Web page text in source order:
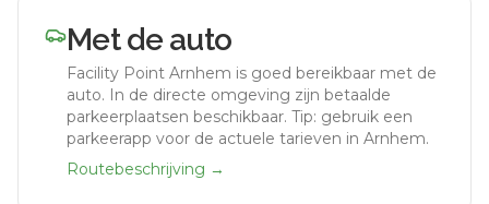
Met de auto
Facility Point Arnhem is goed bereikbaar met de
auto. In de directe omgeving zijn betaalde
parkeerplaatsen beschikbaar. Tip: gebruik een
parkeerapp voor de actuele tarieven in Arnhem.
Routebeschrijving →